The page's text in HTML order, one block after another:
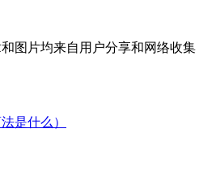
图片均来自用户分享和网络收
是什么）